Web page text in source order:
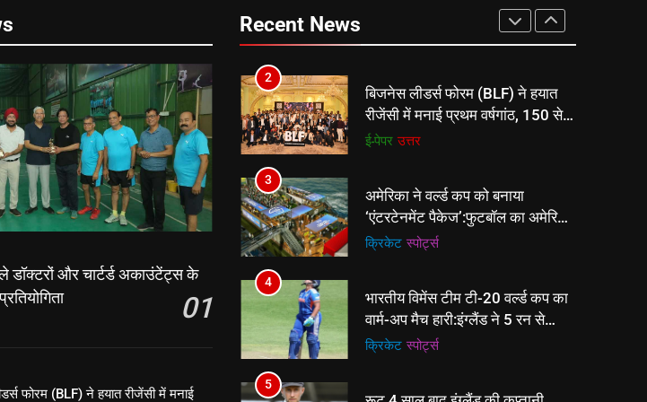
डॉक्टरों और चार्टर्ड अकाउंटेंट्स के
01
फोरम (BLF) ने हयात रीजेंसी में मनाई
Recent News
चार्टर्ड अकाउंटेंट्स के बीच रोमांचक
2
बिजनेस लीडर्स फोरम (BLF) ने हयात
रीजेंसी में मनाई प्रथम वर्षगांठ, 150 से
अधिक उद्योगपति एवं पेशेवर हुए शामिल
ई-पेपर उत्तर
3
अमेरिका ने वर्ल्ड कप को बनाया
‘एंटरटेनमेंट पैकेज’:फुटबॉल का अमेरिकी
मेकओवर, कई मेगा कॉन्सर्ट; मशहूर
क्रिकेट ‎स्पोर्ट्स
4
भारतीय विमेंस टीम टी-20 वर्ल्ड कप का
वार्म-अप मैच हारी:इंग्लैंड ने 5 रन से
हराया; ऋचा घोष की फिफ्टी बेकार
क्रिकेट ‎स्पोर्ट्स
5